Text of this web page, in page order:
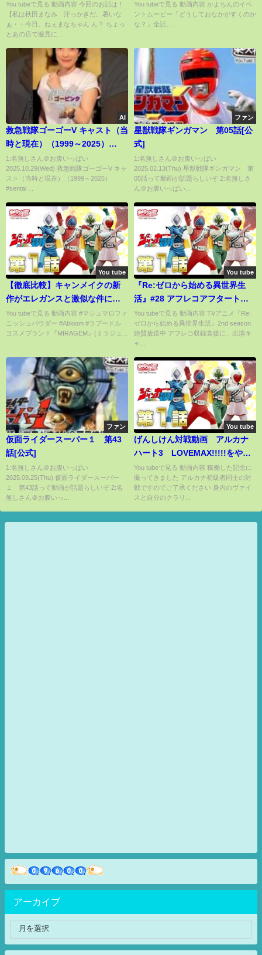
You tubeで見る 動画内容 今回のお話は！
【私は秋田まなみ 汗っかきだ。暑いな
ぁ・・今日。ねぇまなちゃん ん？ ちょっ
とあの店で服見に...
You tubeで見る 動画内容 かよちんのイベ
ントムービー「どうしておなかがすくのか
な？」全話。...
AI
救急戦隊ゴーゴーV キャスト（当
時と現在）（1999～2025）
#sentai #仮面ライダー #映画
#powerrangers
#supersentaiseries #仮面ライ
1:名無しさん＠お腹いっぱい
2025.10.29(Wed) 救急戦隊ゴーゴーV キャ
スト（当時と現在）（1999～2025）
#sentai ...
ファン
星獣戦隊ギンガマン 第05話[公
式]
1:名無しさん＠お腹いっぱい
2025.02.13(Thu) 星獣戦隊ギンガマン 第
05話って動画が話題らしいぞ 2:名無しさ
ん＠お腹いっぱい...
You tube
【徹底比較】キャンメイクの新
作がエレガンスと激似な件につ
いて
You tubeで見る 動画内容 #マシュマロフィ
ニッシュパウダー #Abloom #ラプードル
コスメブランド『MIRAGEM』(ミラジェ...
You tube
『Re:ゼロから始める異世界生
活』#28 アフレコアフタートー
ク
You tubeで見る 動画内容 TVアニメ『Re:
ゼロから始める異世界生活』2nd season
絶賛放送中 アフレコ収録直後に、出演キ
ャ...
ファン
仮面ライダースーパー１ 第43
話[公式]
1:名無しさん＠お腹いっぱい
2025.09.25(Thu) 仮面ライダースーパー
１ 第43話って動画が話題らしいぞ 2:名
無しさん＠お腹いっ...
You tube
げんしけん対戦動画 アルカナ
ハート3 LOVEMAX!!!!!をやっ
てみた その4
You tubeで見る 動画内容 稼働した記念に
撮ってきました アルカナ初級者同士の対
戦ですのでご了承ください 身内のヴァイ
スと自分のクラリ...
アーカイブ